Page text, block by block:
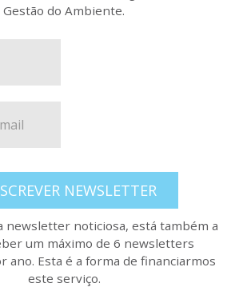
Gestão do Ambiente.
NEWSLETTER
newsletter noticiosa, está também a
um máximo de 6 newsletters
ano. Esta é a forma de financiarmos
este serviço.